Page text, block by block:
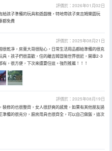
評價於：2026年01月02日
給孩子準備的玩具和遊戲機，特地帶孩子來吉姆樂園玩
都免費
評價於：2025年08月21日
很乾凈，房東大哥很貼心，日常生活用品都給準備的很充
具，孩子們很喜歡，住的離吉姆冒險世界很近，開車2-3
，很方便，下次來還要住這。強烈推薦！！！
評價於：2025年08月19日
裝修的也很整齊，女人很舒爽的感覺，如果有其他朋友過
準備的很充分，廚房用具也很齊全，可以自己做飯，這次